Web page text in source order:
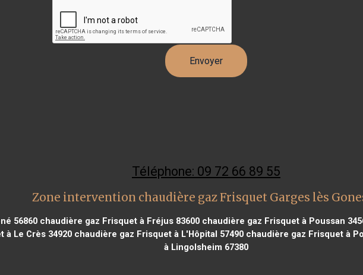
Téléphone: 09 72 66 89 55
Zone intervention chaudière gaz Frisquet Garges lès
56860chaudière gaz Frisquet à Fréjus 83600chaudière gaz Frisquet à Poussan
Le Crès 34920chaudière gaz Frisquet à L'Hôpital 57490chaudière gaz Frisquet à
à Lingolsheim 67380